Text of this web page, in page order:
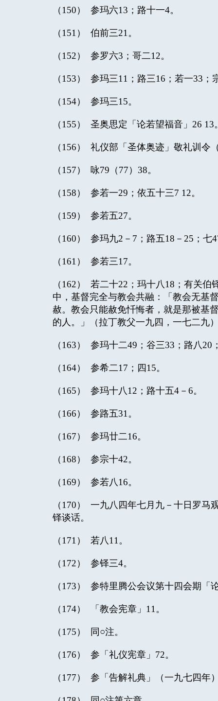
（150） 参玛六13；路十一4。
（151） 伯前三21。
（152） 参罗六3；哥二12。
（153） 参玛三11；路三16；若一33；
（154） 参玛三15。
（155） 圣奥思定「论若望福音」26 13
（156） 礼仪部「圣体奥迹」敬礼训令
（157） 咏79（77）38。
（158） 参若一29；依五十三7 12。
（159） 参若五27。
（160） 参玛九2－7；路五18－25；七
（161） 参若三17。
（162） 若二十22；玛十八18；有关
中，基督完全与教会共融：「教会无基
赦。教会只能赦免忏悔者，就是那被基
的人。」（拉丁教父一九四，一七二九
（163） 参玛十二49；谷三33；路八
（164） 参希二17；四15。
（165） 参玛十八12；路十五4－6。
（166） 参路五31。
（167） 参玛廿二16。
（168） 参宗十42。
（169） 参若八16。
（170） 一九八四年七月九－十日罗
铎谈话。
（171） 若八11。
（172） 参铎三4。
（173） 参特里腾公会议第十四会期「
（174） 「教会宪章」11。
（175） 同○注。
（176） 参「礼仪宪章」72。
（177） 参「告解礼典」（一九七四年